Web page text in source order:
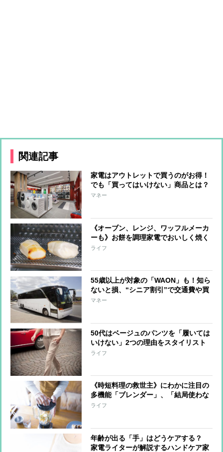
関連記事
家電はアウトレットで買うのがお得！
でも「買ってはいけない」商品とは？
マネー
《オーブン、レンジ、ワッフルメーカ
ーも》お餅を調理家電でおいしく焼く
ワザ＆最新家電を専門家が解説
ライフ
55歳以上が対象の「WAON」も！知ら
ないと損、“シニア割引”で交通費や買
い物がお得に
マネー
50代はベージュのパンツを「履いては
いけない」2つの理由をスタイリスト
が解説
ライフ
《時短料理の救世主》にわかに注目の
多機能「ブレンダー」、「結局使わな
くなった」にならないための選び方や
ライフ
年齢が出る「手」はどうケアする？
家電ライターが解説するハンドケア家